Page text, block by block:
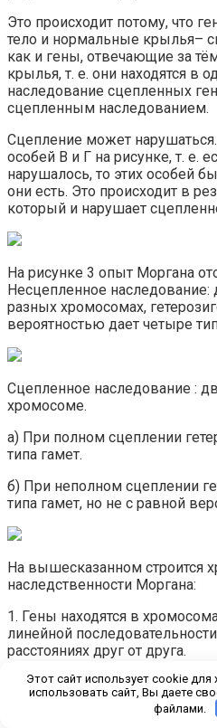
Это происходит потому, что
тело и нормальные крылья–
как и гены, отвечающие за
крылья, т. е. они находятся в
наследование сцепленных
сцепленным наследованием.
Сцепление может
особей В и Г на рисунке, т. е.
нарушалось, то этих особей
они есть. Это происходит в
который и нарушает
На рисунке 3 опыт Моргана
Несцепленное наследование:
разных хромосомах,
вероятностью дает четыре
Сцепленное наследование :
хромосоме.
а) При полном сцеплении
типа гамет.
б) При неполном сцеплении
типа гамет, но не с равной
На вышесказанном строится
наследственности Моргана:
1. Гены находятся в
линейной
расстояниях друг от друга.
2. Гены, расположенные в
группу сцепления. Число
гаплоидному числу
Этот сайт использует cookie
использовать сайт, Вы даете
файлами.